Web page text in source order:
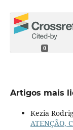
0
Artigos mais
Kezia
ATENÇÃO,